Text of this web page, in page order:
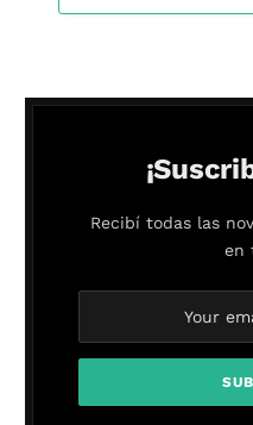
Recibí todas las
en